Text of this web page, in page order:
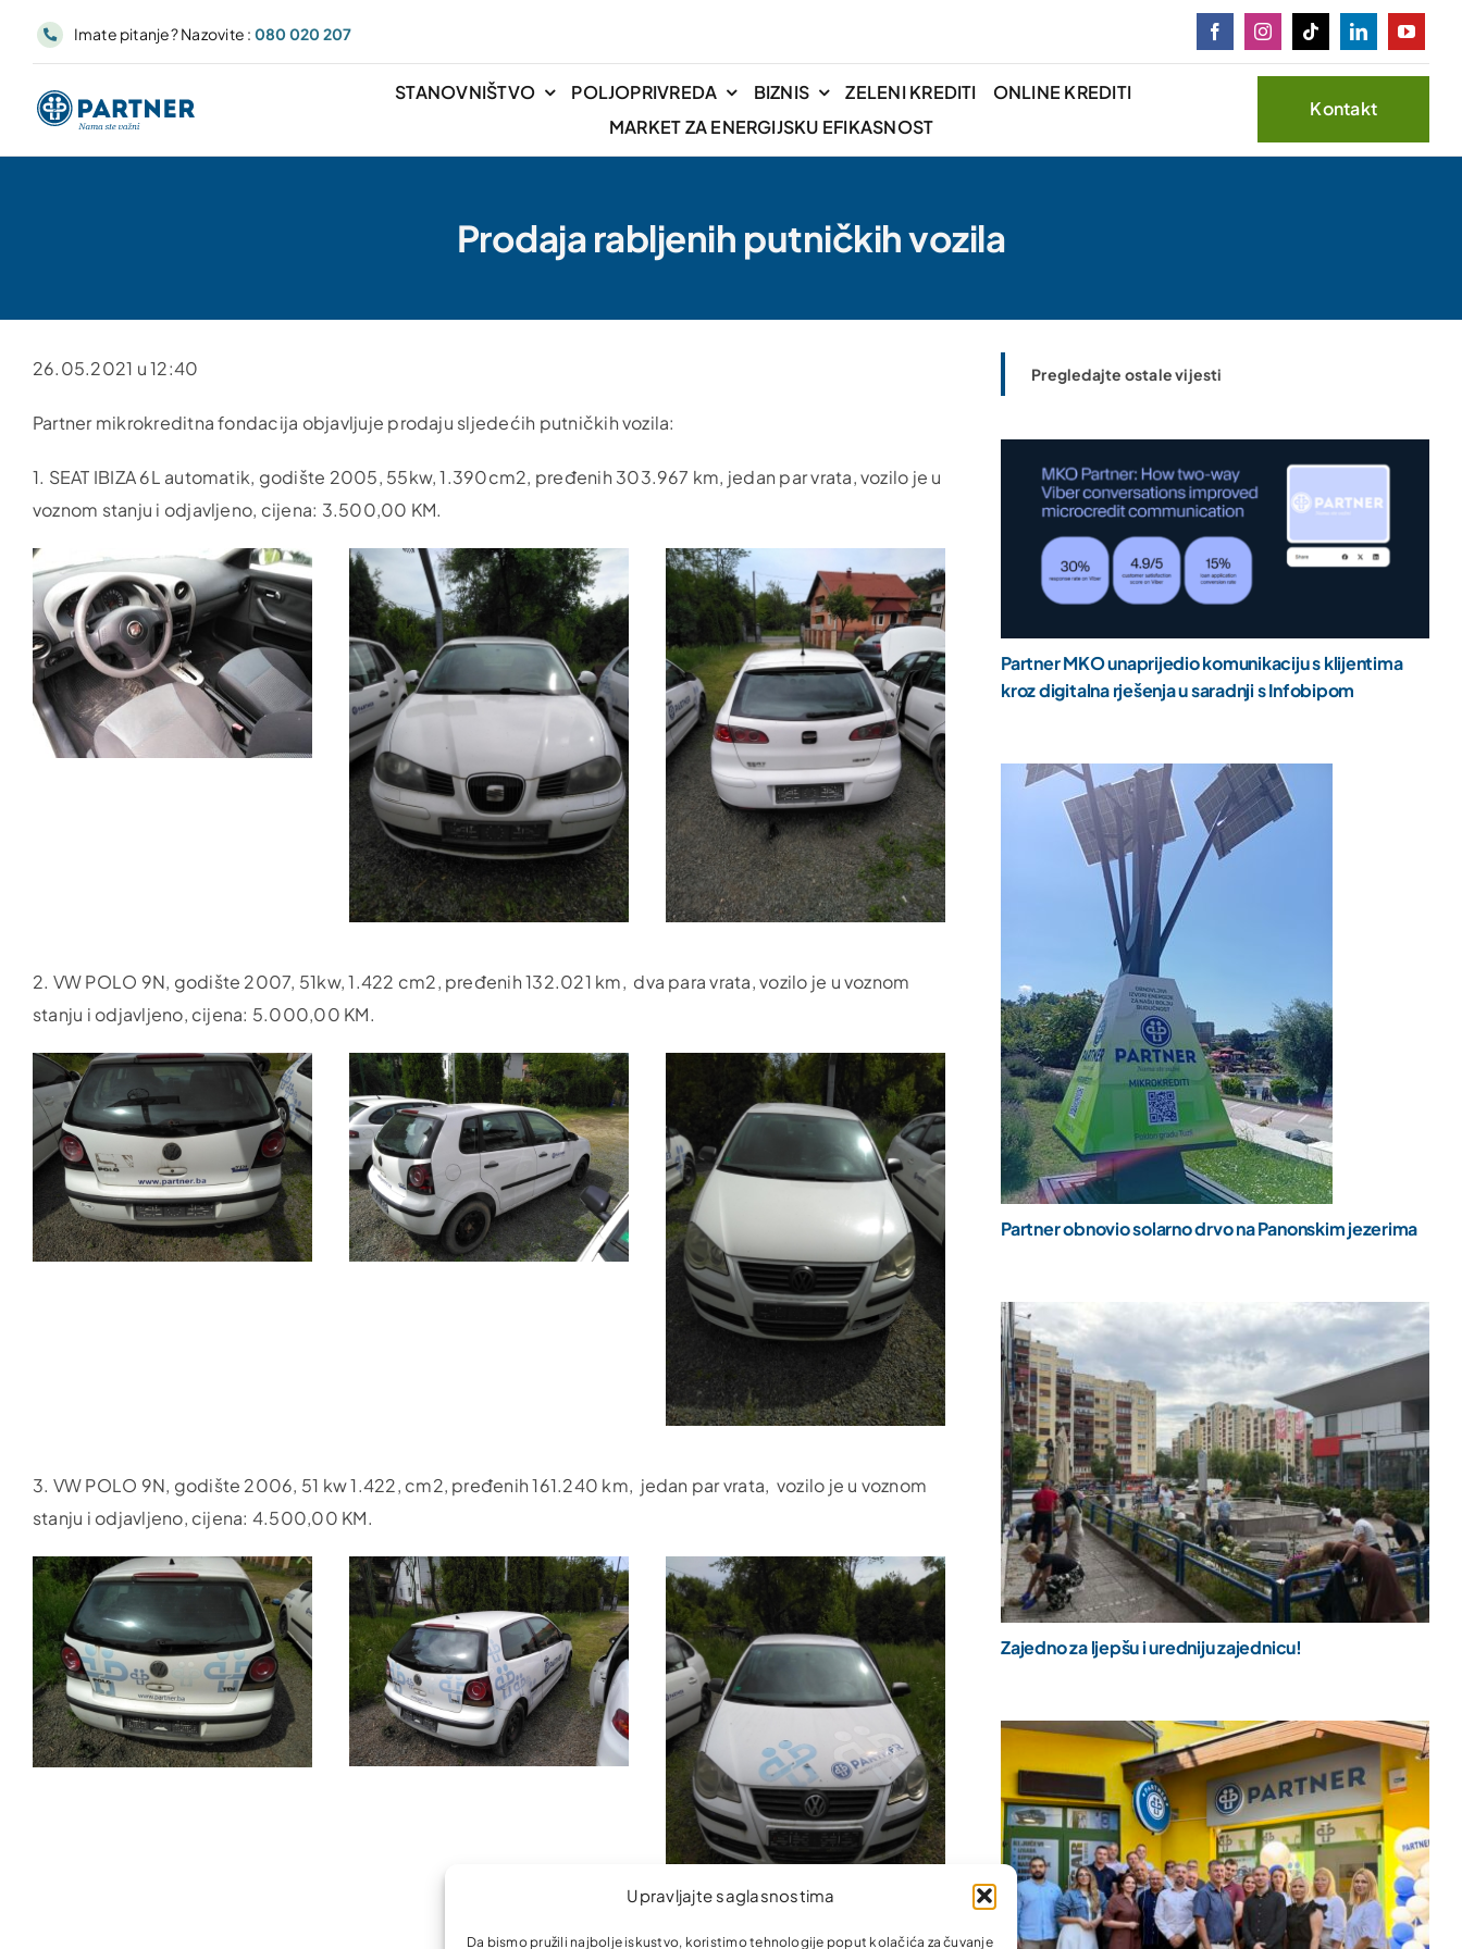
Upravljajte saglasnostima
Da bismo pružili najbolje iskustvo, koristimo tehnologije poput kolačića za čuvanje
Imate pitanje? Nazovite : 080 020 207
STANOVNIŠTVO POLJOPRIVREDA BIZNIS ZELENI KREDITI
ONLINE KREDITI
MARKET ZA ENERGIJSKU EFIKASNOST
Kontakt
Prodaja rabljenih putničkih vozila
26.05.2021 u 12:40
Partner mikrokreditna fondacija objavljuje prodaju sljedećih putničkih vozila:
1. SEAT IBIZA 6L automatik, godište 2005, 55kw, 1.390cm2, pređenih 303.967 km, jedan par vrata, vozilo je u
voznom stanju i odjavljeno, cijena: 3.500,00 KM.
2. VW POLO 9N, godište 2007, 51kw, 1.422 cm2, pređenih 132.021 km, dva para vrata, vozilo je u voznom
stanju i odjavljeno, cijena: 5.000,00 KM.
3. VW POLO 9N, godište 2006, 51 kw 1.422, cm2, pređenih 161.240 km, jedan par vrata, vozilo je u voznom
stanju i odjavljeno, cijena: 4.500,00 KM.
Pregledajte ostale vijesti
Partner MKO unaprijedio komunikaciju s klijentima
kroz digitalna rješenja u saradnji s Infobipom
Partner obnovio solarno drvo na Panonskim jezerima
Zajedno za ljepšu i uredniju zajednicu!